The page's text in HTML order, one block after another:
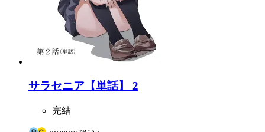
サラセニア【単話】 2
完結